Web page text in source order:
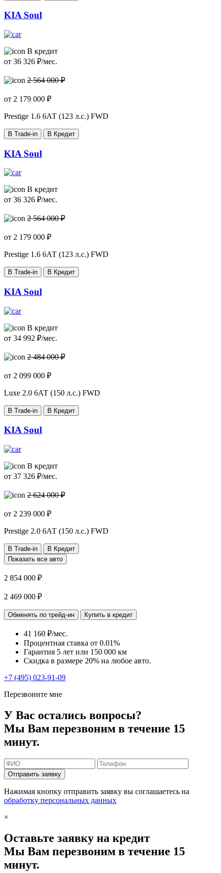
KIA Soul
В кредит
от 36 326 ₽/мес.
2 564 000 ₽
от 2 179 000 ₽
Prestige 1.6 6АТ (123 л.с.) FWD
В Trade-in В Кредит
KIA Soul
В кредит
от 36 326 ₽/мес.
2 564 000 ₽
от 2 179 000 ₽
Prestige 1.6 6АТ (123 л.с.) FWD
В Trade-in В Кредит
KIA Soul
В кредит
от 34 992 ₽/мес.
2 484 000 ₽
от 2 099 000 ₽
Luxe 2.0 6АТ (150 л.с.) FWD
В Trade-in В Кредит
KIA Soul
В кредит
от 37 326 ₽/мес.
2 624 000 ₽
от 2 239 000 ₽
Prestige 2.0 6АТ (150 л.с.) FWD
В Trade-in
В Кредит
Показать все авто
2 854 000 ₽
2 469 000 ₽
Обменять по трейд-ин Купить в кредит
41 160 ₽/мес.
Процентная ставка от 0.01%
Гарантия 5 лет или 150 000 км
Скидка в размере 20% на любое авто.
+7 (495) 023-91-09
Перезвоните мне
У Вас остались вопросы?
Мы Вам перезвоним в течение 15
минут.
Отправить заявку
Нажимая кнопку отправить заявку вы соглашаетесь на
обработку персональных данных
×
Оставьте заявку на кредит
Мы Вам перезвоним в течение 15
минут.